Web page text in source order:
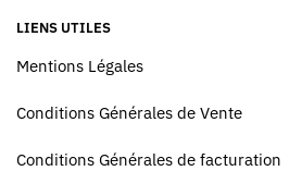
LIENS UTILES
Mentions Légales
Conditions Générales de Vente
Conditions Générales de facturation